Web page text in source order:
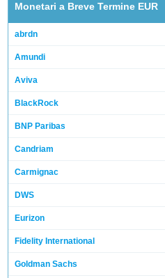
Monetari a Breve Termine EUR
abrdn
Amundi
Aviva
BlackRock
BNP Paribas
Candriam
Carmignac
DWS
Eurizon
Fidelity International
Goldman Sachs